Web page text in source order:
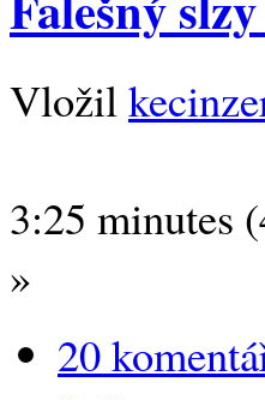
Vložil
3:25 minutes
»
20